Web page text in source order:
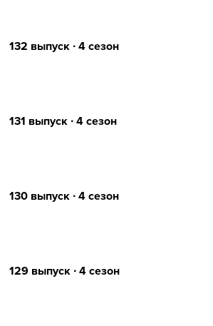
132 выпуск ∙ 4 сезон
131 выпуск ∙ 4 сезон
130 выпуск ∙ 4 сезон
129 выпуск ∙ 4 сезон